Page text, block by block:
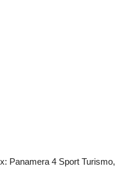
Panamera 4 Sport Turismo,